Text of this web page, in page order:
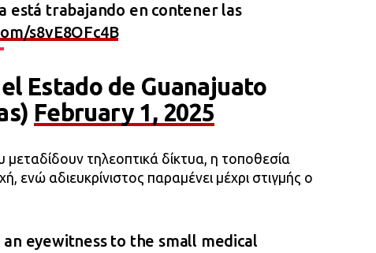
está trabajando en contener las
s8vE8OFc4B
Estado de Guanajuato
February 1, 2025
μεταδίδουν τηλεοπτικά δίκτυα, η τοποθεσία
ενώ αδιευκρίνιστος παραμένει μέχρι στιγμής ο
an eyewitness to the small medical